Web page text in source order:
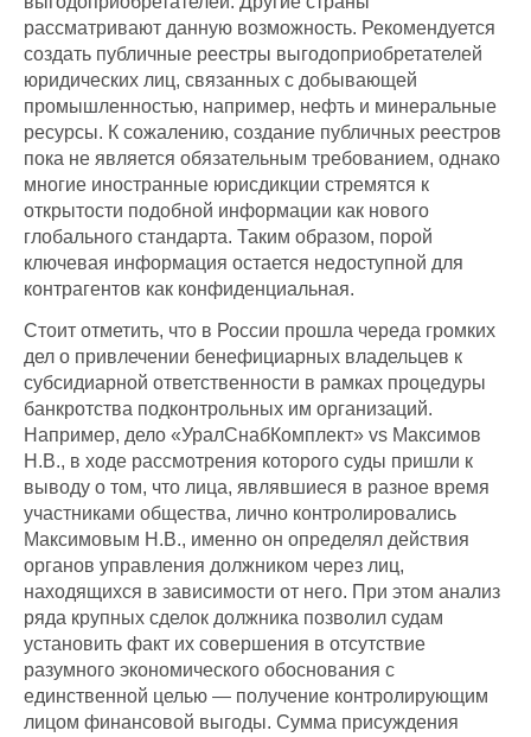
рассматривают данную возможность. Рекомендуется
создать публичные реестры выгодоприобретателей
юридических лиц, связанных с добывающей
промышленностью, например, нефть и минеральные
ресурсы. К сожалению, создание публичных реестров
пока не является обязательным требованием, однако
многие иностранные юрисдикции стремятся к
открытости подобной информации как нового
глобального стандарта. Таким образом, порой
ключевая информация остается недоступной для
контрагентов как конфиденциальная.
Стоит отметить, что в России прошла череда громких
дел о привлечении бенефициарных владельцев к
субсидиарной ответственности в рамках процедуры
банкротства подконтрольных им организаций.
Например, дело «УралСнабКомплект» vs Максимов
Н.В., в ходе рассмотрения которого суды пришли к
выводу о том, что лица, являвшиеся в разное время
участниками общества, лично контролировались
Максимовым Н.В., именно он определял действия
органов управления должником через лиц,
находящихся в зависимости от него. При этом анализ
ряда крупных сделок должника позволил судам
установить факт их совершения в отсутствие
разумного экономического обоснования с
единственной целью — получение контролирующим
лицом финансовой выгоды. Сумма присуждения